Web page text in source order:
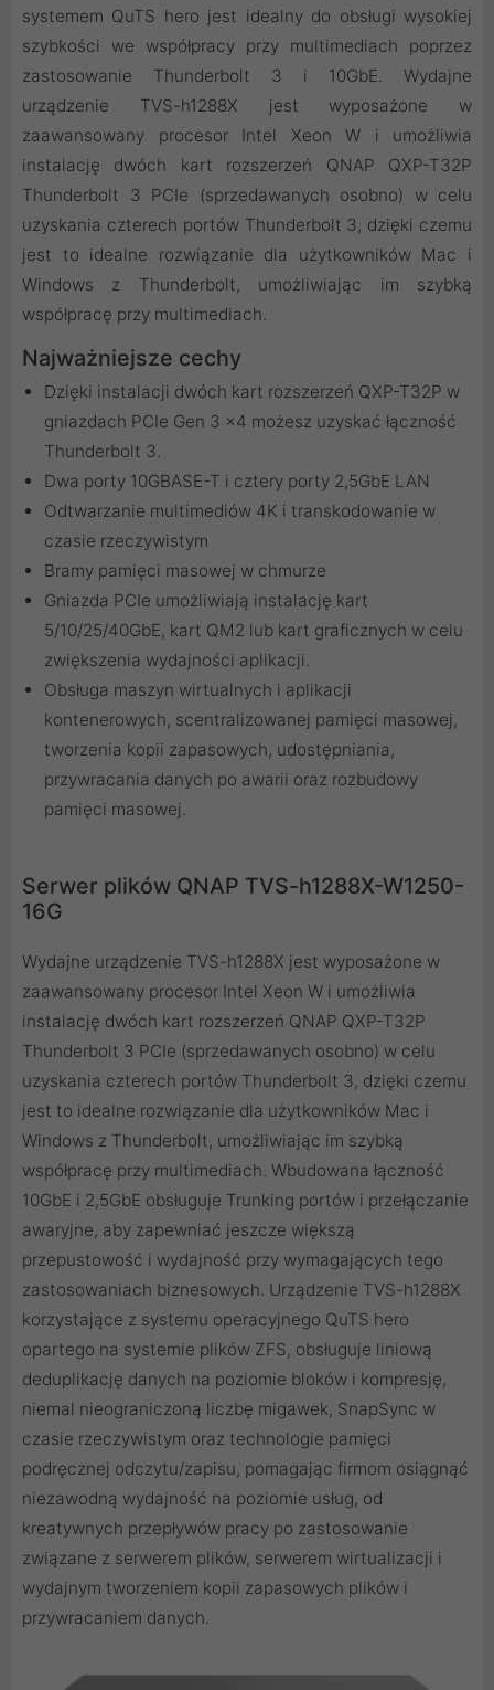
systemem QuTS hero jest idealny do obsługi wysokiej
szybkości we współpracy przy multimediach poprzez
zastosowanie Thunderbolt 3 i 10GbE. Wydajne
urządzenie TVS-h1288X jest wyposażone w
zaawansowany procesor Intel Xeon W i umożliwia
instalację dwóch kart rozszerzeń QNAP QXP-T32P
Thunderbolt 3 PCIe (sprzedawanych osobno) w celu
uzyskania czterech portów Thunderbolt 3, dzięki czemu
jest to idealne rozwiązanie dla użytkowników Mac i
Windows z Thunderbolt, umożliwiając im szybką
współpracę przy multimediach.
Najważniejsze cechy
Dzięki instalacji dwóch kart rozszerzeń QXP-T32P w
gniazdach PCIe Gen 3 x4 możesz uzyskać łączność
Thunderbolt 3.
Dwa porty 10GBASE-T i cztery porty 2,5GbE LAN
Odtwarzanie multimediów 4K i transkodowanie w
czasie rzeczywistym
Bramy pamięci masowej w chmurze
Gniazda PCIe umożliwiają instalację kart
5/10/25/40GbE, kart QM2 lub kart graficznych w celu
zwiększenia wydajności aplikacji.
Obsługa maszyn wirtualnych i aplikacji
kontenerowych, scentralizowanej pamięci masowej,
tworzenia kopii zapasowych, udostępniania,
przywracania danych po awarii oraz rozbudowy
pamięci masowej.
Serwer plików QNAP TVS-h1288X-W1250-
16G
Wydajne urządzenie TVS-h1288X jest wyposażone w
zaawansowany procesor Intel Xeon W i umożliwia
instalację dwóch kart rozszerzeń QNAP QXP-T32P
Thunderbolt 3 PCIe (sprzedawanych osobno) w celu
uzyskania czterech portów Thunderbolt 3, dzięki czemu
jest to idealne rozwiązanie dla użytkowników Mac i
Windows z Thunderbolt, umożliwiając im szybką
współpracę przy multimediach. Wbudowana łączność
10GbE i 2,5GbE obsługuje Trunking portów i przełączanie
awaryjne, aby zapewniać jeszcze większą
przepustowość i wydajność przy wymagających tego
zastosowaniach biznesowych. Urządzenie TVS-h1288X
korzystające z systemu operacyjnego QuTS hero
opartego na systemie plików ZFS, obsługuje liniową
deduplikację danych na poziomie bloków i kompresję,
niemal nieograniczoną liczbę migawek, SnapSync w
czasie rzeczywistym oraz technologie pamięci
podręcznej odczytu/zapisu, pomagając firmom osiągnąć
niezawodną wydajność na poziomie usług, od
kreatywnych przepływów pracy po zastosowanie
związane z serwerem plików, serwerem wirtualizacji i
wydajnym tworzeniem kopii zapasowych plików i
przywracaniem danych.